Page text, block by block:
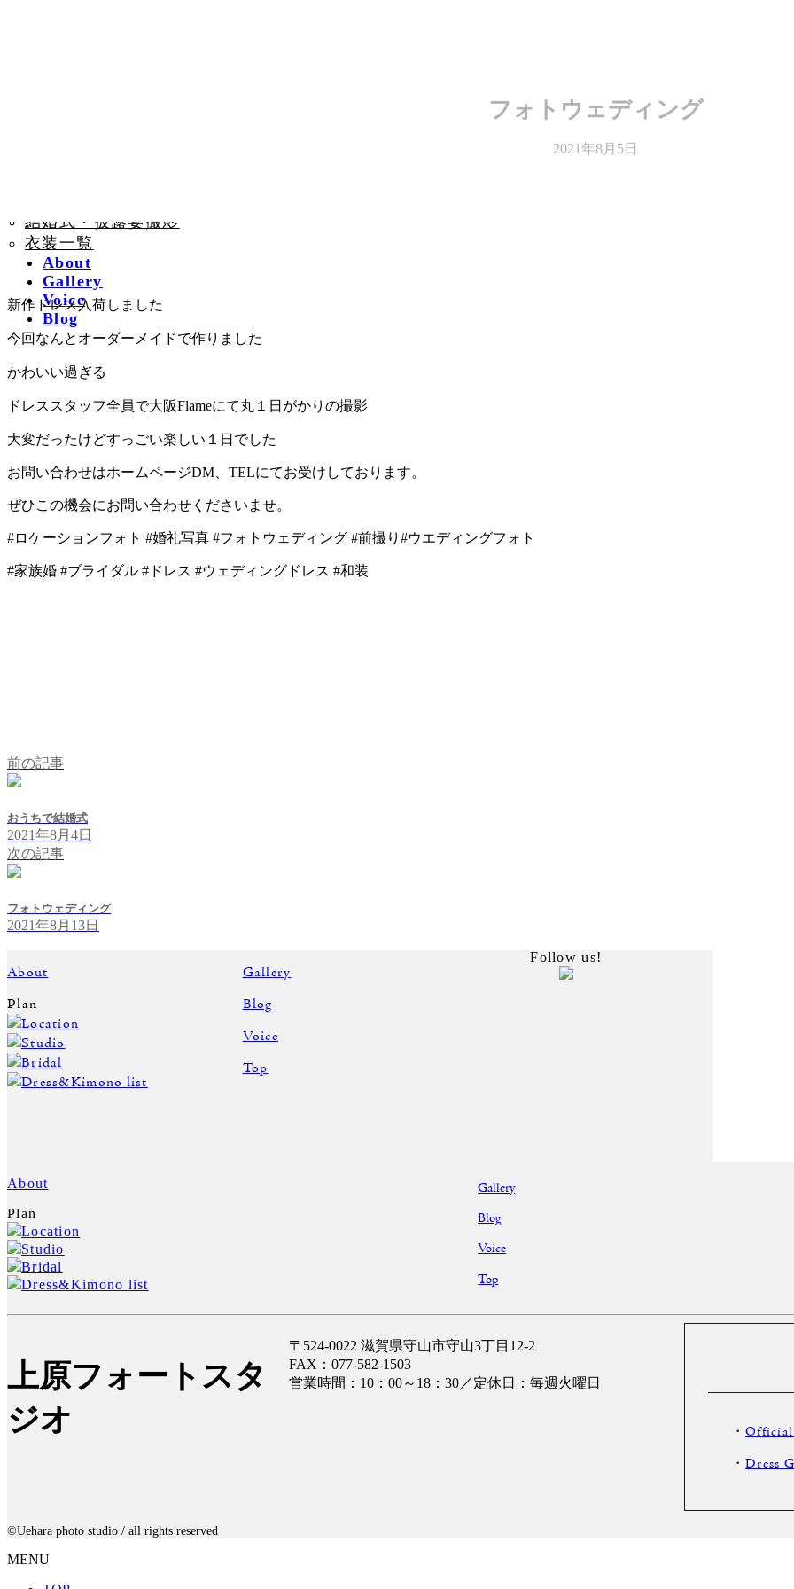
ッ
移
結婚式・披露宴撮影
衣装一覧
About
Gallery
Voice
Blog
フォトウェディング
2021年8月5日
新作ドレス入荷しました
今回なんとオーダーメイドで作りました
かわいい過ぎる
ドレススタッフ全員で大阪Flameにて丸１日がかりの撮影
大変だったけどすっごい楽しい１日でした
お問い合わせはホームページDM、TELにてお受けしております。
ぜひこの機会にお問い合わせくださいませ。
#ロケーションフォト #婚礼写真 #フォトウェディング #前撮り#ウエディングフォト
#家族婚 #ブライダル #ドレス #ウェディングドレス #和装
前の記事
おうちで結婚式
2021年8月4日
次の記事
フォトウェディング
2021年8月13日
About
Plan
Location
Studio
Bridal
Dress&Kimono list
Gallery
Blog
Voice
Top
Follow us!
About
Plan
Location
Studio
Bridal
Dress&Kimono list
Gallery
Blog
Voice
Top
上原フォートスタ
ジオ
〒524-0022 滋賀県守山市守山3丁目12-2
FAX：077-582-1503
営業時間：10：00～18：30／定休日：毎週火曜日
・
・Dress
©️Uehara photo studio / all rights reserved
MENU